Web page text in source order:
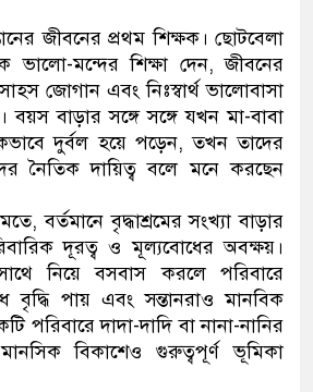
জীবনের প্রথম শিক্ষক। ছোটবেলা
ভালো-মন্দের শিক্ষা দেন, জীবনের
জোগান এবং নিঃস্বার্থ ভালোবাসা
বাড়ার সঙ্গে সঙ্গে যখন মা-বাবা
দুর্বল হয়ে পড়েন, তখন তাদের
নৈতিক দায়িত্ব বলে মনে করছেন
বর্তমানে বৃদ্ধাশ্রমের সংখ্যা বাড়ার
দূরত্ব ও মূল্যবোধের অবক্ষয়।
নিয়ে বসবাস করলে পরিবারে
বৃদ্ধি পায় এবং সন্তানরাও মানবিক
পরিবারে দাদা-দাদি বা নানা-নানির
বিকাশেও গুরুত্বপূর্ণ ভূমিকা